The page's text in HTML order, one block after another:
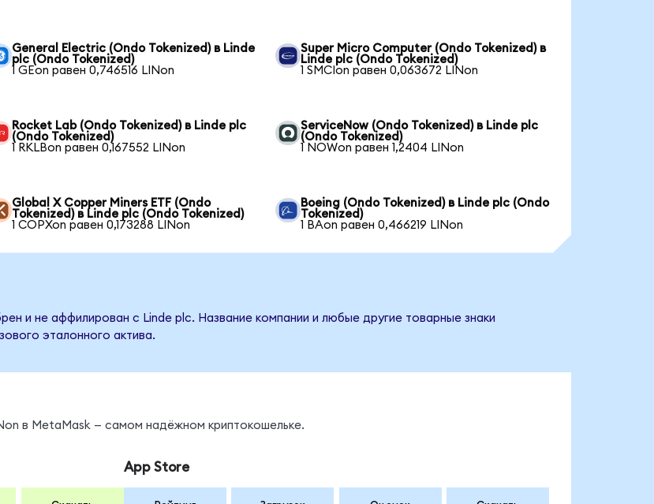
General Electric (Ondo Tokenized) в Linde
plc (Ondo Tokenized)
1 GEon равен 0,746516 LINon
Super Micro Computer (Ondo Tokenized) в
Linde plc (Ondo Tokenized)
1 SMCIon равен 0,063672 LINon
Rocket Lab (Ondo Tokenized) в Linde plc
(Ondo Tokenized)
1 RKLBon равен 0,167552 LINon
ServiceNow (Ondo Tokenized) в Linde plc
(Ondo Tokenized)
1 NOWon равен 1,2404 LINon
Global X Copper Miners ETF (Ondo
Tokenized) в Linde plc (Ondo Tokenized)
1 COPXon равен 0,173288 LINon
Boeing (Ondo Tokenized) в Linde plc (Ondo
Tokenized)
1 BAon равен 0,466219 LINon
и не аффилирован с Linde plc. Название компании и любые другие товарные знаки
эталонного актива.
в MetaMask — самом надёжном криптокошельке.
App Store